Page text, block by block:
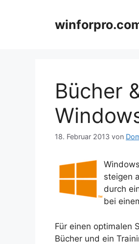
Bücher
18. Februar 2013 von
steigen
durch
bei
Für einen optimalen
Bücher und ein